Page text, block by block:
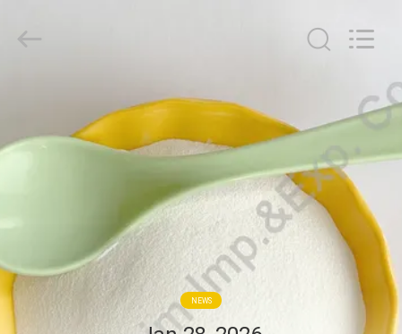
PRODUK
TENTANG
KAMI
Imp.&Exp.Co.,Ltd.
NEWS